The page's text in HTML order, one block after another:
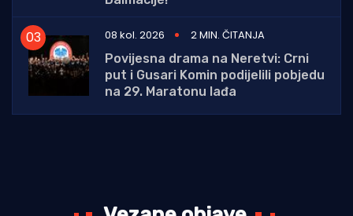
08 kol. 2026
2 MIN. ČITANJA
Povijesna drama na Neretvi: Crni
put i Gusari Komin podijelili pobjedu
na 29. Maratonu lađa